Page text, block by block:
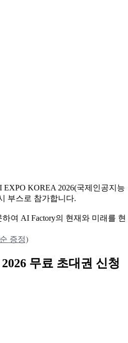
KOREA 2026(국제인공지능
부스로 참가합니다.
여 AI Factory의 현재와 미래를 현
증정)
무료 초대권 신청